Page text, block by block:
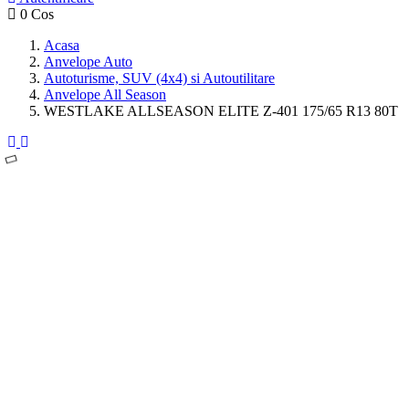
0 Cos
Acasa
Anvelope Auto
Autoturisme, SUV (4x4) si Autoutilitare
Anvelope All Season
WESTLAKE ALLSEASON ELITE Z-401 175/65 R13 80T